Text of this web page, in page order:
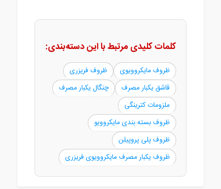
کلمات کلیدی مرتبط با این دسته‌بندی:
ظروف مایکروویوی
ظروف فریزری
قاشق یکبار مصرف
چنگال یکبار مصرف
ملزومات کترینگی
ظروف بسته بندی مایکروویو
ظروف پلی پروپیلن
ظروف یکبار مصرف مایکروویوی فریزری